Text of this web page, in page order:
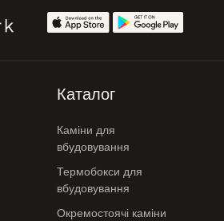
Каталог
Каміни для
вбудовування
Термобокси для
вбудовування
Окремостоячі каміни